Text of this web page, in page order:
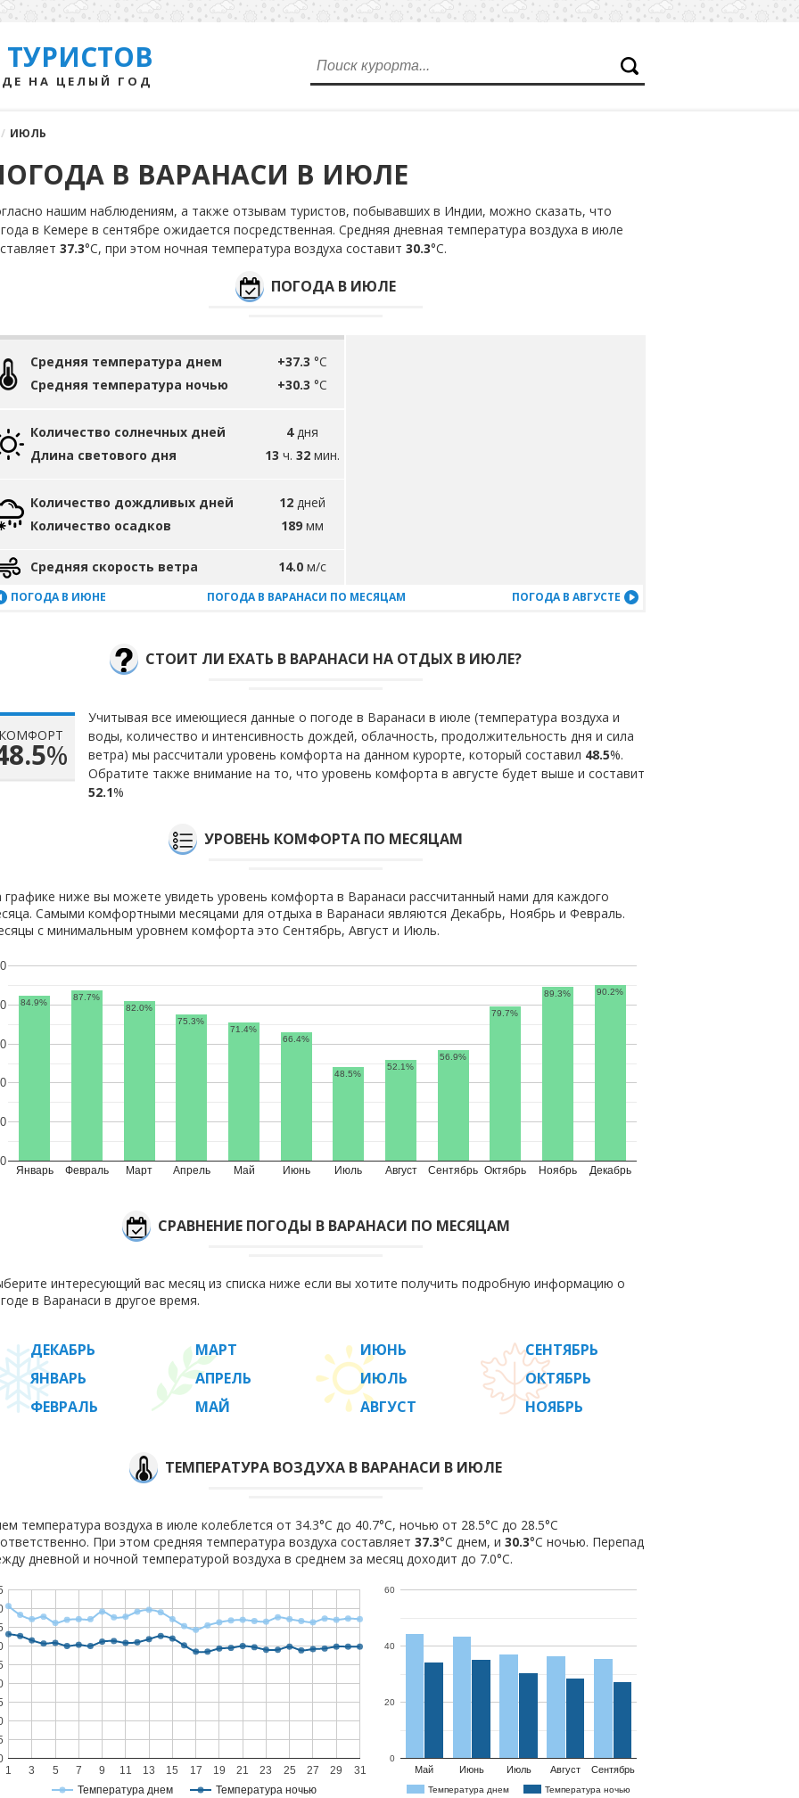
НА ЦЕЛЫЙ ГОД
/ ИЮЛЬ
В ВАРАНАСИ В ИЮЛЕ
нашим наблюдениям, а также отзывам туристов, побывавших в Индии, можно сказать, что
в Кемере в сентябре ожидается посредственная. Средняя дневная температура воздуха в июле
37.3°С, при этом ночная температура воздуха составит 30.3°С.
ПОГОДА В ИЮЛЕ
Средняя температура днем
Средняя температура ночью
+37.3 °C
+30.3 °C
Количество солнечных дней
Длина светового дня
4дня
13 ч. 32 мин.
Количество дождливых дней
Количество осадков
12 дней
189 мм
Средняя скорость ветра 14.0 м/с
ПОГОДА В ИЮНЕ ПОГОДА В ВАРАНАСИ ПО МЕСЯЦАМ ПОГОДА В АВГУСТЕ
СТОИТ ЛИ ЕХАТЬ В ВАРАНАСИ НА ОТДЫХ В ИЮЛЕ?
КОМФОРТ
%
Учитывая все имеющиеся данные о погоде в Варанаси в июле (температура воздуха и
воды, количество и интенсивность дождей, облачность, продолжительность дня и сила
ветра) мы рассчитали уровень комфорта на данном курорте, который составил 48.5%.
Обратите также внимание на то, что уровень комфорта в августе будет выше и составит
52.1%
УРОВЕНЬ КОМФОРТА ПО МЕСЯЦАМ
графике ниже вы можете увидеть уровень комфорта в Варанаси рассчитанный нами для каждого
Самыми комфортными месяцами для отдыха в Варанаси являются Декабрь, Ноябрь и Февраль.
с минимальным уровнем комфорта это Сентябрь, Август и Июль.
Январь Февраль Март Апрель Май Июнь Июль Август Сентябрь Октябрь Ноябрь Декабрь
0
84.9%
87.7%
82.0%
75.3%
71.4%
66.4%
48.5%
52.1%
56.9%
79.7%
89.3% 90.2%
СРАВНЕНИЕ ПОГОДЫ В ВАРАНАСИ ПО МЕСЯЦАМ
интересующий вас месяц из списка ниже если вы хотите получить подробную информацию о
в Варанаси в другое время.
ДЕКАБРЬ
ЯНВАРЬ
ФЕВРАЛЬ
МАРТ
АПРЕЛЬ
МАЙ
ИЮНЬ
ИЮЛЬ
АВГУСТ
СЕНТЯБРЬ
ОКТЯБРЬ
НОЯБРЬ
ТЕМПЕРАТУРА ВОЗДУХА В ВАРАНАСИ В ИЮЛЕ
температура воздуха в июле колеблется от 34.3°C до 40.7°C, ночью от 28.5°C до 28.5°C
При этом средняя температура воздуха составляет 37.3°C днем, и 30.3°C ночью. Перепад
дневной и ночной температурой воздуха в среднем за месяц доходит до 7.0°С.
Температура днем Температура ночью
1 3 5 7 9 11 13 15 17 19 21 23 25 27 29 31
Температура днем Температура ночью
Май Июнь Июль Август Сентябрь
0
20
40
60